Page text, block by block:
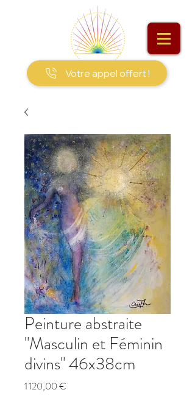
Votre appel offert !
Peinture abstraite
"Masculin et Féminin
divins" 46x38cm
1 120,00 €